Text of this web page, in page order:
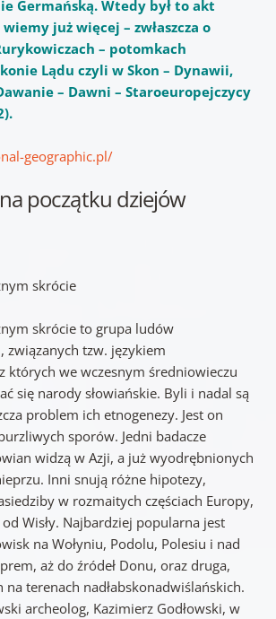
Germańską. Wtedy był to akt
już więcej – zwłaszcza o
– potomkach
Lądu czyli w Skon – Dynawii,
– Dawni – Staroeuropejczycy
geographic.pl/
na początku dziejów
skrócie
skrócie to grupa ludów
związanych tzw. językiem
których we wczesnym średniowieczu
się narody słowiańskie. Byli i nadal są
problem ich etnogenezy. Jest on
sporów. Jedni badacze
widzą w Azji, a już wyodrębnionych
Inni snują różne hipotezy,
w rozmaitych częściach Europy,
Wisły. Najbardziej popularna jest
na Wołyniu, Podolu, Polesiu i nad
aż do źródeł Donu, oraz druga,
na terenach nadłabskonadwiślańskich.
archeolog, Kazimierz Godłowski, w